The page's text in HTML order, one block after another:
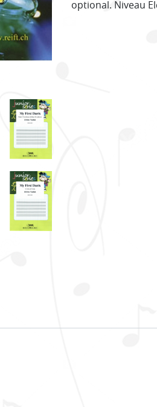
optional. Niveau